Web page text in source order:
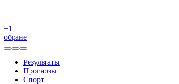
+1
обране
Результаты
Прогнозы
Спорт